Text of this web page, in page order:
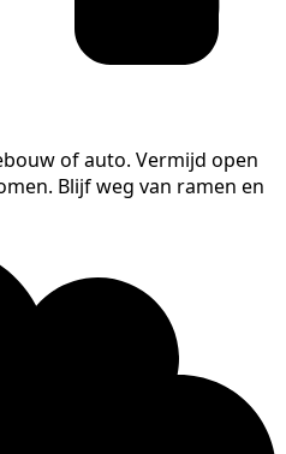
of auto. Vermijd open
Blijf weg van ramen en